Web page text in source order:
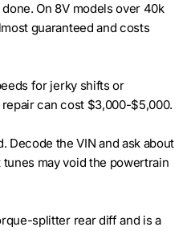
On 8V models over 40k
guaranteed and costs
for jerky shifts or
can cost $3,000-$5,000.
Decode the VIN and ask about
may void the powertrain
splitter rear diff and is a